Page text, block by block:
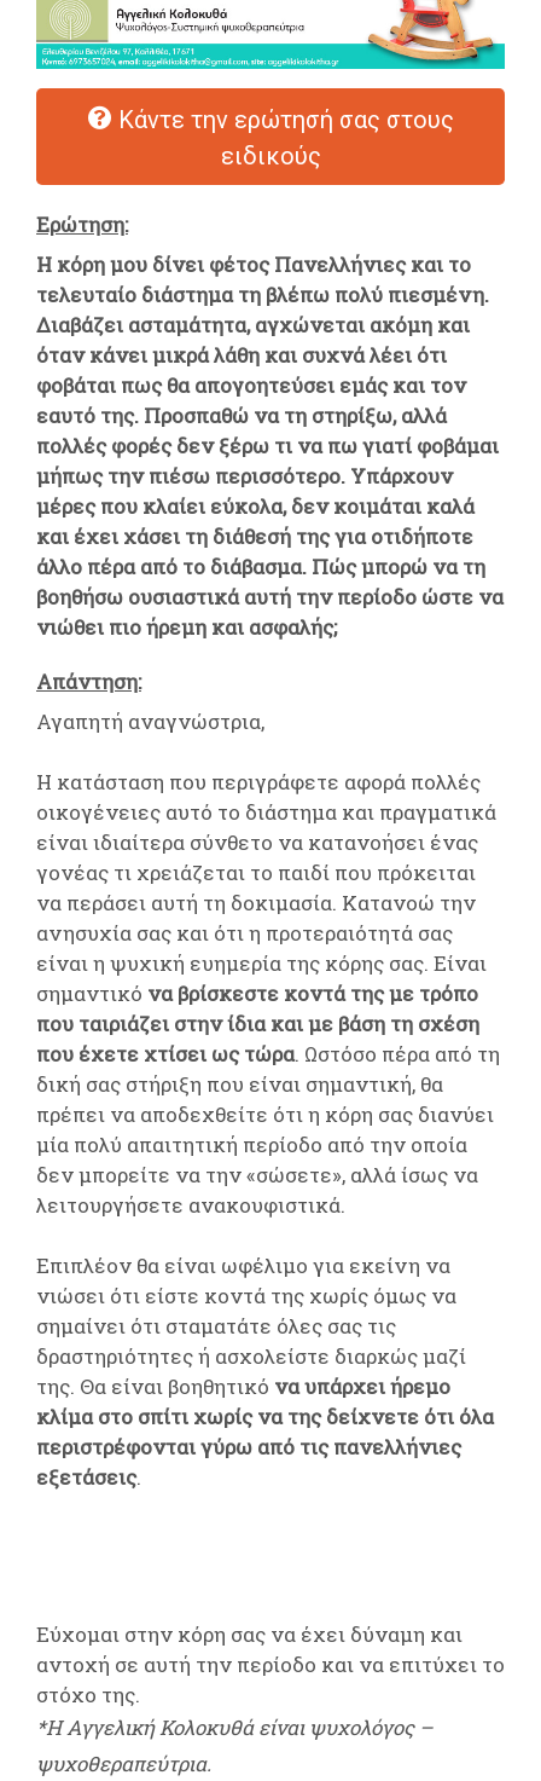
Κάντε την ερώτησή σας στους
ειδικούς
Ερώτηση:
Η κόρη μου δίνει φέτος Πανελλήνιες και το
τελευταίο διάστημα τη βλέπω πολύ πιεσμένη.
Διαβάζει ασταμάτητα, αγχώνεται ακόμη και
όταν κάνει μικρά λάθη και συχνά λέει ότι
φοβάται πως θα απογοητεύσει εμάς και τον
εαυτό της. Προσπαθώ να τη στηρίξω, αλλά
πολλές φορές δεν ξέρω τι να πω γιατί φοβάμαι
μήπως την πιέσω περισσότερο. Υπάρχουν
μέρες που κλαίει εύκολα, δεν κοιμάται καλά
και έχει χάσει τη διάθεσή της για οτιδήποτε
άλλο πέρα από το διάβασμα. Πώς μπορώ να τη
βοηθήσω ουσιαστικά αυτή την περίοδο ώστε να
νιώθει πιο ήρεμη και ασφαλής;
Απάντηση:
Αγαπητή αναγνώστρια,
Η κατάσταση που περιγράφετε αφορά πολλές
οικογένειες αυτό το διάστημα και πραγματικά
είναι ιδιαίτερα σύνθετο να κατανοήσει ένας
γονέας τι χρειάζεται το παιδί που πρόκειται
να περάσει αυτή τη δοκιμασία. Κατανοώ την
ανησυχία σας και ότι η προτεραιότητά σας
είναι η ψυχική ευημερία της κόρης σας. Είναι
σημαντικό να βρίσκεστε κοντά της με τρόπο
που ταιριάζει στην ίδια και με βάση τη σχέση
που έχετε χτίσει ως τώρα. Ωστόσο πέρα από τη
δική σας στήριξη που είναι σημαντική, θα
πρέπει να αποδεχθείτε ότι η κόρη σας διανύει
μία πολύ απαιτητική περίοδο από την οποία
δεν μπορείτε να την «σώσετε», αλλά ίσως να
λειτουργήσετε ανακουφιστικά.
Επιπλέον θα είναι ωφέλιμο για εκείνη να
νιώσει ότι είστε κοντά της χωρίς όμως να
σημαίνει ότι σταματάτε όλες σας τις
δραστηριότητες ή ασχολείστε διαρκώς μαζί
της. Θα είναι βοηθητικό να υπάρχει ήρεμο
κλίμα στο σπίτι χωρίς να της δείχνετε ότι όλα
περιστρέφονται γύρω από τις πανελλήνιες
εξετάσεις.
Εύχομαι στην κόρη σας να έχει δύναμη και
αντοχή σε αυτή την περίοδο και να επιτύχει το
στόχο της.
*Η Αγγελική Κολοκυθά είναι ψυχολόγος –
ψυχοθεραπεύτρια.